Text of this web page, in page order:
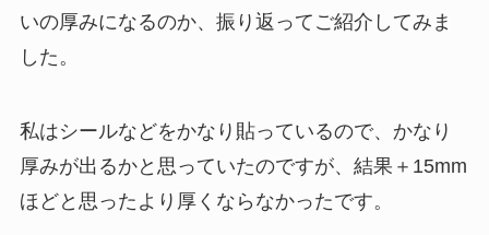
いの厚みになるのか、振り返ってご紹介してみま
した。
私はシールなどをかなり貼っているので、かなり
厚みが出るかと思っていたのですが、結果＋15mm
ほどと思ったより厚くならなかったです。